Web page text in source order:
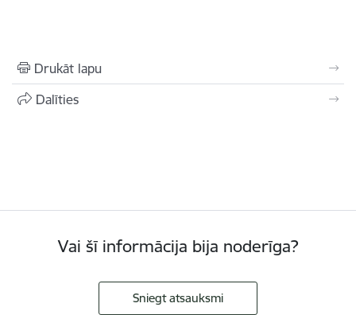
Drukāt lapu
Dalīties
Vai šī informācija bija noderīga?
Sniegt atsauksmi